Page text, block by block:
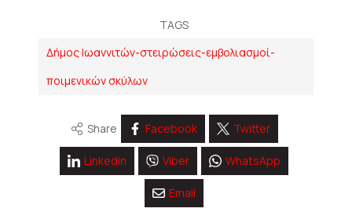
TAGS
Δήμος Ιωαννιτών-στειρώσεις-εμβολιασμοί-
ποιμενικών σκύλων
Share Facebook Twitter
Linkedin Viber WhatsApp
Email